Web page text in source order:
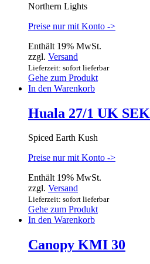
Northern Lights
Preise nur mit Konto ->
Enthält 19% MwSt.
zzgl. Versand
Lieferzeit: sofort lieferbar
Gehe zum Produkt
In den Warenkorb
Huala 27/1 UK SEK
Spiced Earth Kush
Preise nur mit Konto ->
Enthält 19% MwSt.
zzgl. Versand
Lieferzeit: sofort lieferbar
Gehe zum Produkt
In den Warenkorb
Canopy KMI 30